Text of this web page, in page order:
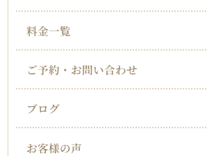
料金一覧
ご予約・お問い合わせ
ブログ
お客様の声